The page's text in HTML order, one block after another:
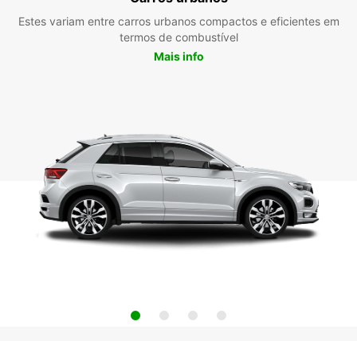
Estes variam entre carros urbanos compactos e eficientes em
termos de combustível
Mais info